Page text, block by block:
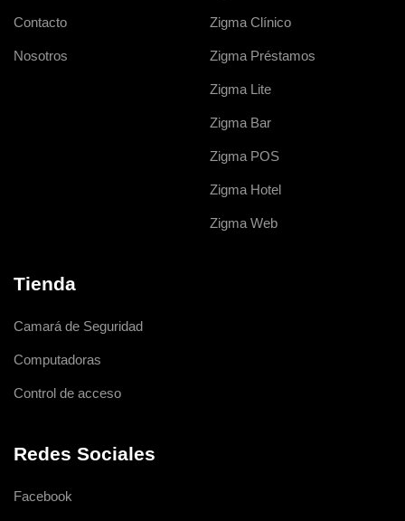
Contacto
Nosotros
Zigma Clínico
Zigma Préstamos
Zigma Lite
Zigma Bar
Zigma POS
Zigma Hotel
Zigma Web
Tienda
Camará de Seguridad
Computadoras
Control de acceso
Redes Sociales
Facebook